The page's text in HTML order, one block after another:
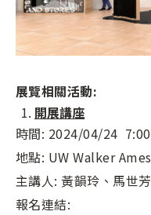
展覽相關活動:
開展講座
時間: 2024/04/24
地點: UW Walker
主講人: 黃韻玲、馬世
報名連結: